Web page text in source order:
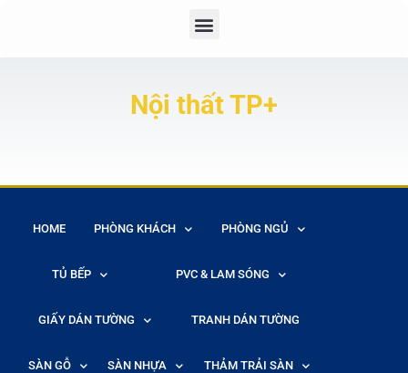
Nội thất TP+
HOME PHÒNG KHÁCH PHÒNG NGỦ
TỦ BẾP PVC & LAM SÓNG
GIẤY DÁN TƯỜNG TRANH DÁN TƯỜNG
SÀN GỖ SÀN NHỰA THẢM TRẢI SÀN